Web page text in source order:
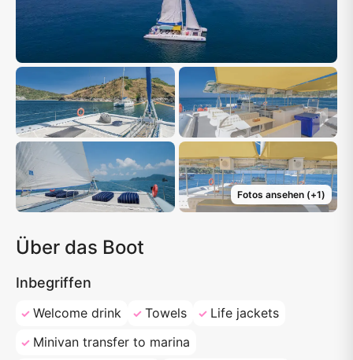
Fotos ansehen(+1)
Über das Boot
Inbegriffen
Welcome drink Towels
Life jackets
Minivan transfer to marina